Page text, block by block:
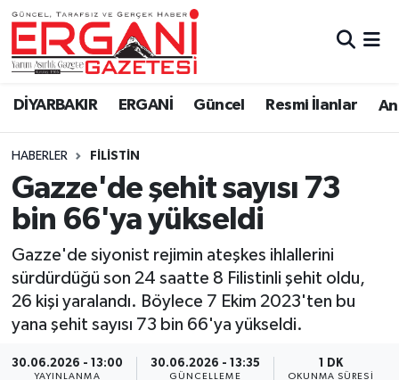
DİYARBAKIR ERGANİ Güncel Resmi İlanlar
HABERLER FILISTIN
Gazze'de şehit sayısı 73
bin 66'ya yükseldi
Gazze'de siyonist rejimin ateşkes ihlallerini
sürdürdüğü son 24 saatte 8 Filistinli şehit oldu,
26 kişi yaralandı. Böylece 7 Ekim 2023'ten bu
yana şehit sayısı 73 bin 66'ya yükseldi.
30.06.2026 - 13:00
YAYINLANMA
30.06.2026 - 13:35
GÜNCELLEME
1 DK
OKUNMA SÜRESI
DİYARBAKIR
BİSMİL
BAĞLAR
ERGANİ
Güncel
Eği̇ti̇m
Resmi İlanlar
Sağlık
Ergani Nöbetçi Eczaneler
Ergani Hava Durumu
Ergani Trafik Yoğunluk Haritası
Süper Lig Puan Durumu ve Fikstür
Tüm Manşetler
Son Dakika Haberleri